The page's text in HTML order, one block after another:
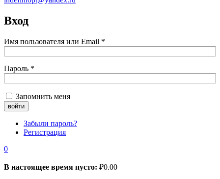
Вход
Имя пользователя или Email *
Пароль *
Запомнить меня
Забыли пароль?
Регистрация
0
В настоящее время пусто: ₽0.00